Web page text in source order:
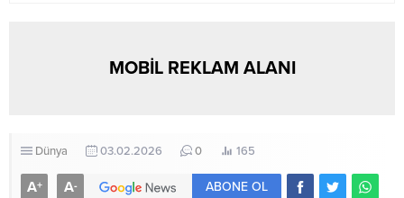
MOBİL REKLAM ALANI
Dünya 03.02.2026 0 165
A+ A- ABONE OL